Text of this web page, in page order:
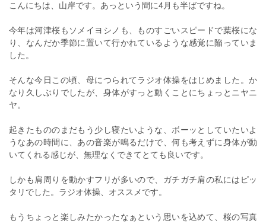
こんにちは、山岸です。あっという間に4月も半ばですね。
今年は河津桜もソメイヨシノも、ものすごいスピードで葉桜にな
り、なんだか季節に置いて行かれているような感覚に陥っていま
した。
そんな今日この頃、母につられてラジオ体操をはじめました。か
なり久しぶりでしたが、身体がすっと動くことにちょっとニヤニ
ヤ。
起きたもののまだもう少し寝たいような、ボーッとしていたいよ
うなあの時間に、あの音楽が鳴るだけで、何も考えずに身体が動
いてくれる感じが、無理なくできてとても良いです。
しかも肩周りを動かすフリが多いので、ガチガチ肩の私にはピッ
タリでした。ラジオ体操、オススメです。
もうちょっと楽しみたかったなぁという思いを込めて、桜の写真